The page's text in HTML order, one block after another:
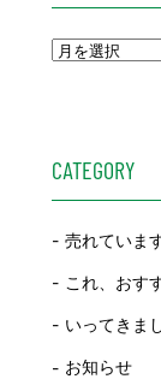
CATEGORY
売れていま
これ、おす
いってきま
お知らせ